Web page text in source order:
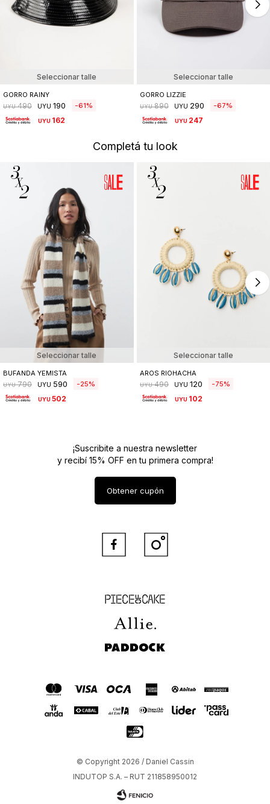
Seleccionar talle
GORRO RAINY
UYU 490 UYU 190 61
UYU 162
Seleccionar talle
GORRO LIZZIE
UYU 890 UYU 290 67
UYU 247
Completá tu look
Seleccionar talle
BUFANDA YEMISTA
UYU 790 UYU 590 25
UYU502
Seleccionar talle
AROS RIOHACHA
UYU 490 UYU 120 75
UYU 102
Piece of Cake
Allie
Paddock
¡Suscribite a nuestra newsletter
y recibí 15% OFF en tu primera compra!
Obtener cupón
 
© Copyright 2026 / Daniel Cassin
INDUTOP S.A. – RUT 211858950012